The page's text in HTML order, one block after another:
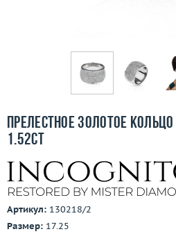
Контакты
3D-тур по шоуруму
Прелестное золотое
1.52ct
Артикул: 130218/2
Размер: 17.25